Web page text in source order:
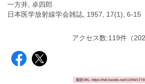
一方井, 卓四郎
日本医学放射線学会雑誌, 1957, 17(1), 6-15
アクセス数:119件 （
固定URL: https://hdl.handle.net/11094/